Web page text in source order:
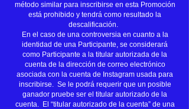
método similar para inscribirse en esta Promoción
está prohibido y tendrá como resultado la
descalificación.
En el caso de una controversia en cuanto a la
identidad de una Participante, se considerará
como Participante a la titular autorizada de la
cuenta de la dirección de correo electrónico
asociada con la cuenta de Instagram usada para
inscribirse. Se le podrá requerir que un posible
ganador pruebe ser el titular autorizado de la
cuenta. El “titular autorizado de la cuenta” de una